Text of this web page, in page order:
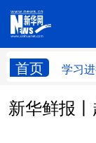
首页 学习
学习进行时
新华鲜报